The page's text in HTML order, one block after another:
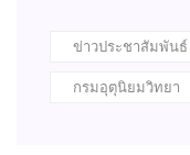
ข่าวประชาสัมพันธ์
กรมอุตุนิยมวิทยา